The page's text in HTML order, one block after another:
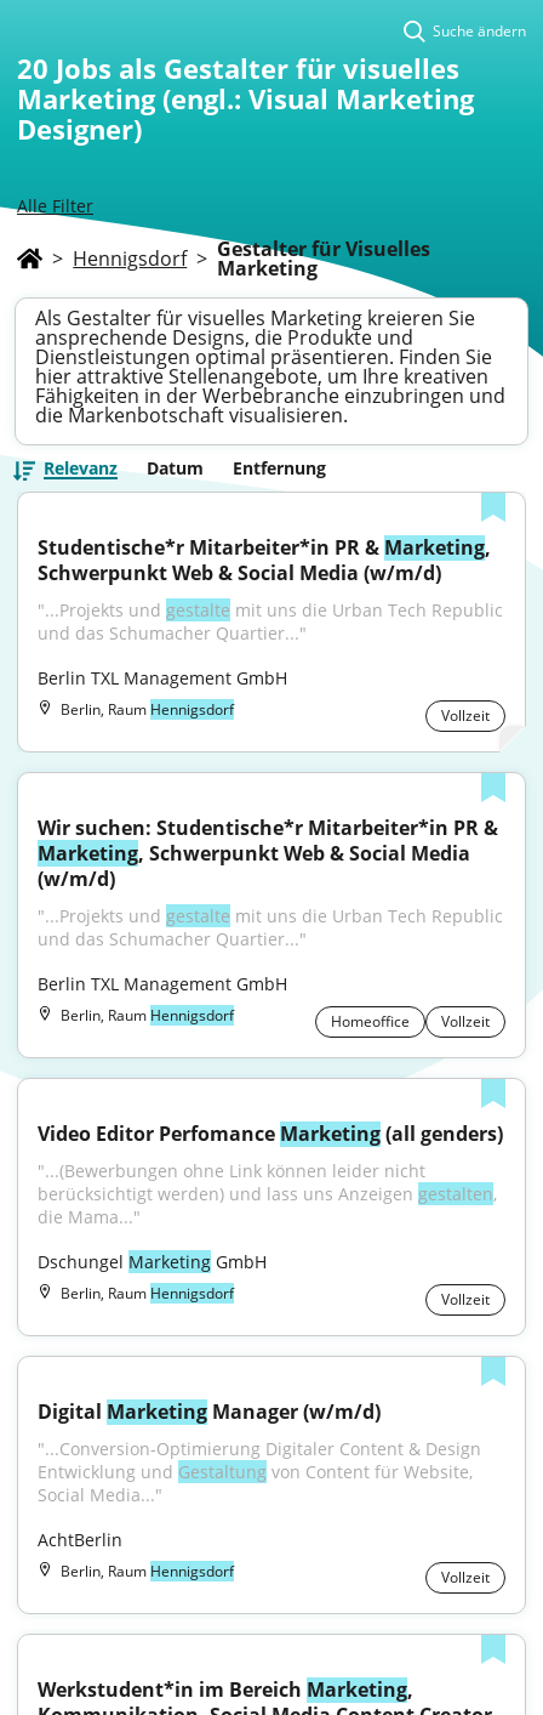
Alle Filter
Suche ändern
20 Jobs als Gestalter für visuelles
Marketing (engl.: Visual Marketing
Designer)
> Hennigsdorf > Gestalter für Visuelles
Marketing
Als Gestalter für visuelles Marketing kreieren Sie
ansprechende Designs, die Produkte und
Dienstleistungen optimal präsentieren. Finden Sie
hier attraktive Stellenangebote, um Ihre kreativen
Fähigkeiten in der Werbebranche einzubringen und
die Markenbotschaft visualisieren.
Relevanz Datum Entfernung
Studentische*r Mitarbeiter*in PR & Marketing,
Schwerpunkt Web & Social Media (w/m/d)
"...Projekts und gestalte mit uns die Urban Tech Republic
und das Schumacher Quartier..."
Berlin TXL Management GmbH
Berlin, Raum Hennigsdorf Vollzeit
Marketing, Schwerpunkt Web & Social Media
(w/m/d)
"...Projekts und gestalte mit uns die Urban Tech Republic
und das Schumacher Quartier..."
Berlin TXL Management GmbH
Berlin, Raum Hennigsdorf Homeoffice Vollzeit
Video Editor Perfomance Marketing (all genders)
"...(Bewerbungen ohne Link können leider nicht
berücksichtigt werden) und lass uns Anzeigen gestalten,
die Mama..."
Dschungel Marketing GmbH
Berlin, Raum Hennigsdorf Vollzeit
Digital Marketing Manager (w/m/d)
"...Conversion-Optimierung Digitaler Content & Design
Entwicklung und Gestaltung von Content für Website,
Social Media..."
AchtBerlin
Berlin, Raum Hennigsdorf Vollzeit
Werkstudent*in im Bereich Marketing,